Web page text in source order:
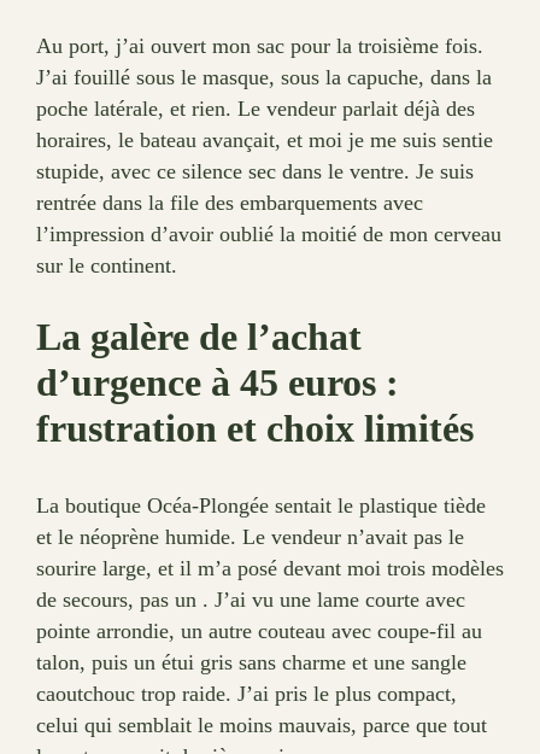
Au port, j’ai ouvert mon sac pour la troisième fois.
J’ai fouillé sous le masque, sous la capuche, dans la
poche latérale, et rien. Le vendeur parlait déjà des
horaires, le bateau avançait, et moi je me suis sentie
stupide, avec ce silence sec dans le ventre. Je suis
rentrée dans la file des embarquements avec
l’impression d’avoir oublié la moitié de mon cerveau
sur le continent.
La galère de l’achat
d’urgence à 45 euros :
frustration et choix limités
La boutique Océa-Plongée sentait le plastique tiède
et le néoprène humide. Le vendeur n’avait pas le
sourire large, et il m’a posé devant moi trois modèles
de secours, pas un . J’ai vu une lame courte avec
pointe arrondie, un autre couteau avec coupe-fil au
talon, puis un étui gris sans charme et une sangle
caoutchouc trop raide. J’ai pris le plus compact,
celui qui semblait le moins mauvais, parce que tout